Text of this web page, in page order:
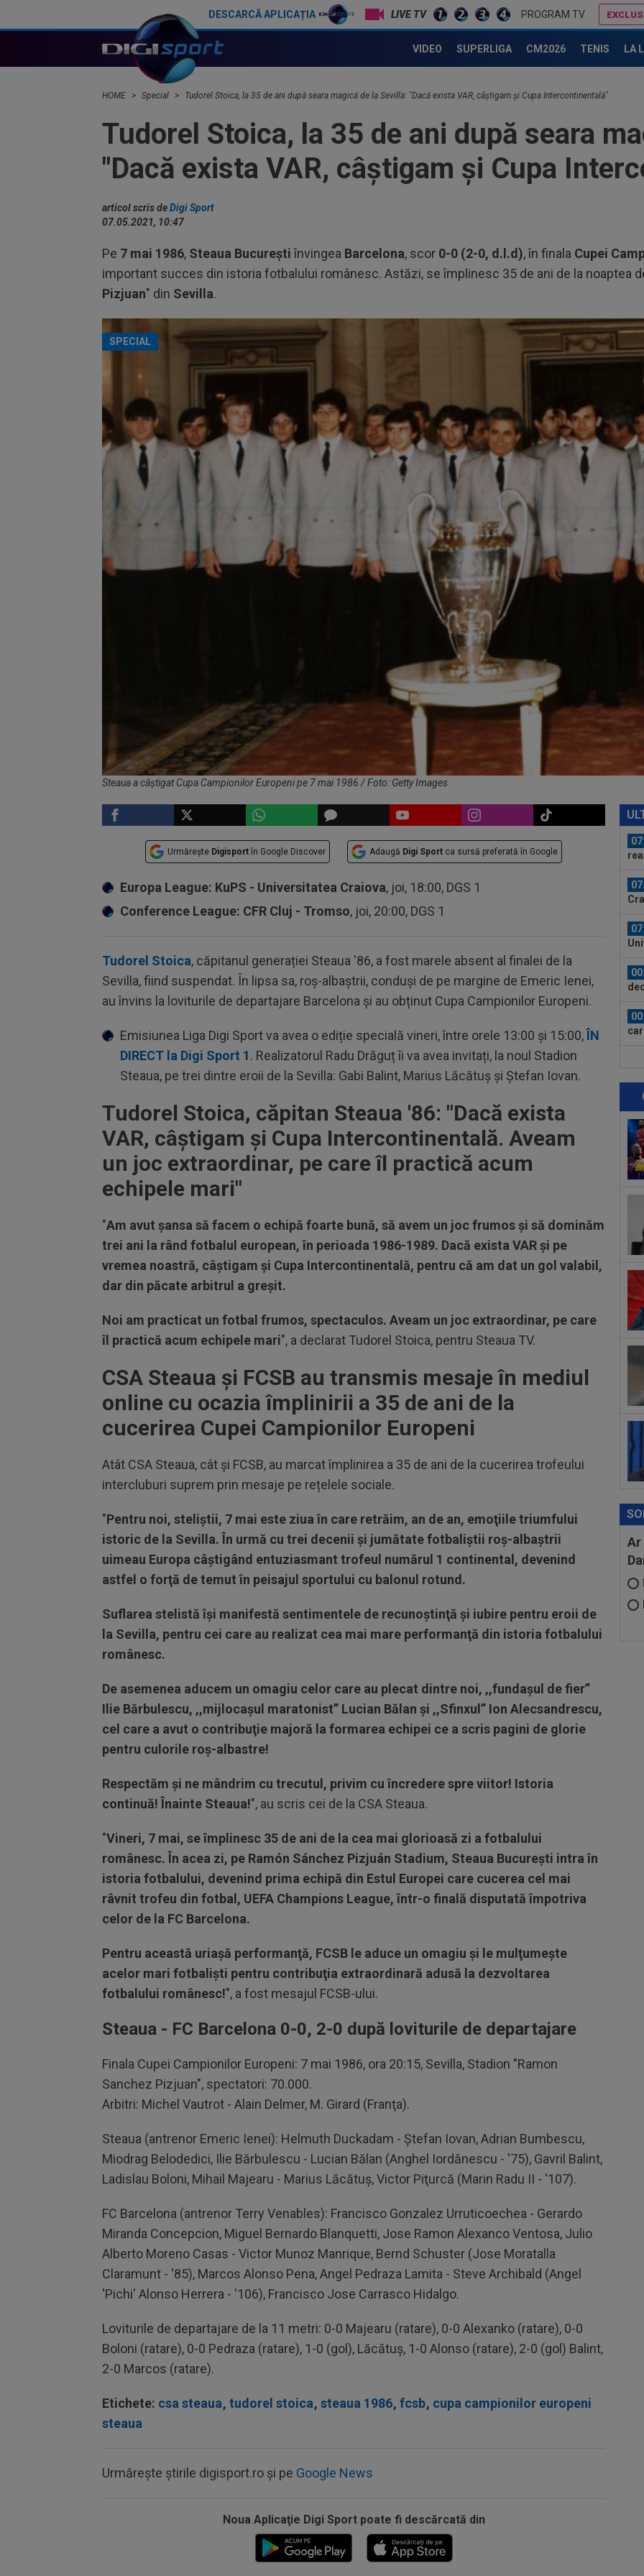
DESCARCĂ APLICAȚIA PROGRAM TV
VIDEO SUPERLIGA CM2026 TENIS LA
HOME Special Tudorel Stoica, la 35 de ani după seara magică de la Sevilla: "Dacă exista VAR, câștigam și Cupa Intercontinentală"
Tudorel Stoica, la 35 de ani după seara
"Dacă exista VAR, câștigam și Cupa
articol scris deDigi Sport
07.05.2021, 10:47
Pe 7 mai 1986, Steaua Bucureștiînvingea Barcelona, scor 0-0 (2-0, d.l.d), în finala Cupei
important succes din istoria fotbalului românesc. Astăzi, se împlinesc 35 de ani de la noaptea
Pizjuan" din Sevilla.
SPECIAL
Steaua a câştigat Cupa Campionilor Europeni pe 7 mai 1986 / Foto: Getty Images
Urmărește Digisport în Google Discover Adaugă Digi Sport ca sursă preferată în Google
Europa League: KuPS - Universitatea Craiova, joi, 18:00, DGS 1
Conference League: CFR Cluj - Tromso, joi, 20:00, DGS 1
Tudorel Stoica, căpitanul generației Steaua '86, a fost marele absent al finalei de la
Sevilla, fiind suspendat. În lipsa sa, roș-albaștrii, conduși de pe margine de Emeric Ienei,
au învins la loviturile de departajare Barcelona și au obținut Cupa Campionilor Europeni.
Emisiunea Liga Digi Sport va avea o ediție specială vineri, între orele 13:00 și 15:00, ÎN
DIRECT la Digi Sport 1. Realizatorul Radu Drăguț îi va avea invitați, la noul Stadion
Steaua, pe trei dintre eroii de la Sevilla: Gabi Balint, Marius Lăcătuș și Ștefan Iovan.
Tudorel Stoica, căpitan Steaua '86: "Dacă exista
VAR, câştigam şi Cupa Intercontinentală. Aveam
un joc extraordinar, pe care îl practică acum
echipele mari"
"Am avut şansa să facem o echipă foarte bună, să avem un joc frumos şi să dominăm
trei ani la rând fotbalul european, în perioada 1986-1989. Dacă exista VAR şi pe
vremea noastră, câştigam şi Cupa Intercontinentală, pentru că am dat un gol valabil,
dar din păcate arbitrul a greşit.
Noi am practicat un fotbal frumos, spectaculos. Aveam un joc extraordinar, pe care
îl practică acum echipele mari", a declarat Tudorel Stoica, pentru Steaua TV.
CSA Steaua și FCSB au transmis mesaje în mediul
online cu ocazia împlinirii a 35 de ani de la
cucerirea Cupei Campionilor Europeni
Atât CSA Steaua, cât și FCSB, au marcat împlinirea a 35 de ani de la cucerirea trofeului
intercluburi suprem prin mesaje pe rețelele sociale.
"Pentru noi, steliştii, 7 mai este ziua în care retrăim, an de an, emoţiile triumfului
istoric de la Sevilla. În urmă cu trei decenii şi jumătate fotbaliştii roş-albaştrii
uimeau Europa câştigând entuziasmant trofeul numărul 1 continental, devenind
astfel o forţă de temut în peisajul sportului cu balonul rotund.
Suflarea stelistă îşi manifestă sentimentele de recunoştinţă şi iubire pentru eroii de
la Sevilla, pentru cei care au realizat cea mai mare performanţă din istoria fotbalului
românesc.
De asemenea aducem un omagiu celor care au plecat dintre noi, ,,fundaşul de fier”
Ilie Bărbulescu, ,,mijlocaşul maratonist” Lucian Bălan şi ,,Sfinxul” Ion Alecsandrescu,
cel care a avut o contribuţie majoră la formarea echipei ce a scris pagini de glorie
pentru culorile roş-albastre!
Respectăm şi ne mândrim cu trecutul, privim cu încredere spre viitor! Istoria
continuă! Înainte Steaua!", au scris cei de la CSA Steaua.
"Vineri, 7 mai, se împlinesc 35 de ani de la cea mai glorioasă zi a fotbalului
românesc. În acea zi, pe Ramón Sánchez Pizjuán Stadium, Steaua Bucureşti intra în
istoria fotbalului, devenind prima echipă din Estul Europei care cucerea cel mai
râvnit trofeu din fotbal, UEFA Champions League, într-o finală disputată împotriva
celor de la FC Barcelona.
Pentru această uriaşă performanţă, FCSB le aduce un omagiu şi le mulţumeşte
acelor mari fotbalişti pentru contribuţia extraordinară adusă la dezvoltarea
fotbalului românesc!", a fost mesajul FCSB-ului.
Steaua - FC Barcelona 0-0, 2-0 după loviturile de departajare
Finala Cupei Campionilor Europeni: 7 mai 1986, ora 20:15, Sevilla, Stadion "Ramon
Sanchez Pizjuan", spectatori: 70.000.
Arbitri: Michel Vautrot - Alain Delmer, M. Girard (Franţa).
Steaua (antrenor Emeric Ienei): Helmuth Duckadam - Ştefan Iovan, Adrian Bumbescu,
Miodrag Belodedici, Ilie Bărbulescu - Lucian Bălan (Anghel Iordănescu - '75), Gavril Balint,
Ladislau Boloni, Mihail Majearu - Marius Lăcătuş, Victor Piţurcă (Marin Radu II - '107).
FC Barcelona (antrenor Terry Venables): Francisco Gonzalez Urruticoechea - Gerardo
Miranda Concepcion, Miguel Bernardo Blanquetti, Jose Ramon Alexanco Ventosa, Julio
Alberto Moreno Casas - Victor Munoz Manrique, Bernd Schuster (Jose Moratalla
Claramunt - '85), Marcos Alonso Pena, Angel Pedraza Lamita - Steve Archibald (Angel
'Pichi' Alonso Herrera - '106), Francisco Jose Carrasco Hidalgo.
Loviturile de departajare de la 11 metri: 0-0 Majearu (ratare), 0-0 Alexanko (ratare), 0-0
Boloni (ratare), 0-0 Pedraza (ratare), 1-0 (gol), Lăcătuş, 1-0 Alonso (ratare), 2-0 (gol) Balint,
2-0 Marcos (ratare).
Etichete: csa steaua, tudorel stoica, steaua 1986, fcsb, cupa campionilor europeni
steaua
Urmărește știrile digisport.ro și pe Google News
Noua Aplicaţie Digi Sport poate fi descărcată din
Ar